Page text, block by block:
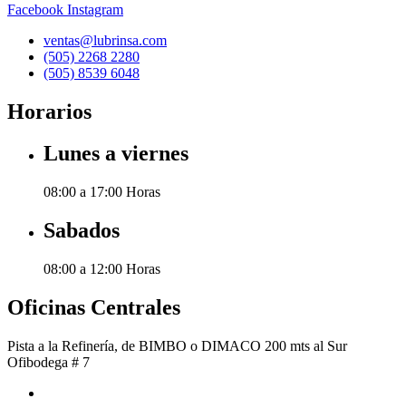
Facebook Instagram
ventas@lubrinsa.com
(505) 2268 2280
(505) 8539 6048
Horarios
Lunes a viernes
08:00 a 17:00 Horas
Sabados
08:00 a 12:00 Horas
Oficinas Centrales
Pista a la Refinería, de BIMBO o DIMACO 200 mts al Sur
Ofibodega # 7